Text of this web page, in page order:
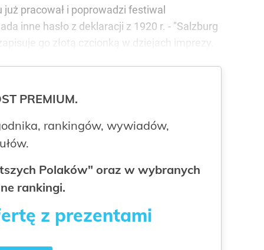
pracował i poprowadzi festiwal
inne hasło z deklaracji z 1920 r. - "Salzburg
go złotą czcionką w dziejach imprezy.
PREMIUM.
rankingów, wywiadów,
Polaków" oraz w wybranych
rankingi.
z prezentami